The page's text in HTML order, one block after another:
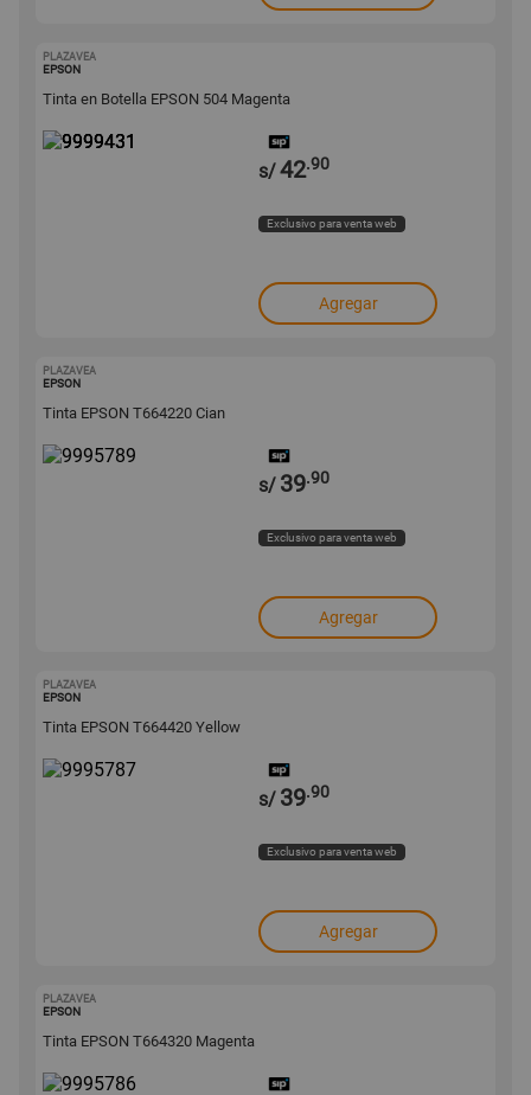
PLAZAVEA
EPSON
Tinta en Botella EPSON 504 Magenta
s/42.90
Exclusivo para venta web
Agregar
PLAZAVEA
EPSON
Tinta EPSON T664220 Cian
s/ 39.90
Exclusivo para venta web
Agregar
PLAZAVEA
EPSON
Tinta EPSON T664420 Yellow
s/ 39.90
Exclusivo para venta web
Agregar
PLAZAVEA
EPSON
Tinta EPSON T664320 Magenta